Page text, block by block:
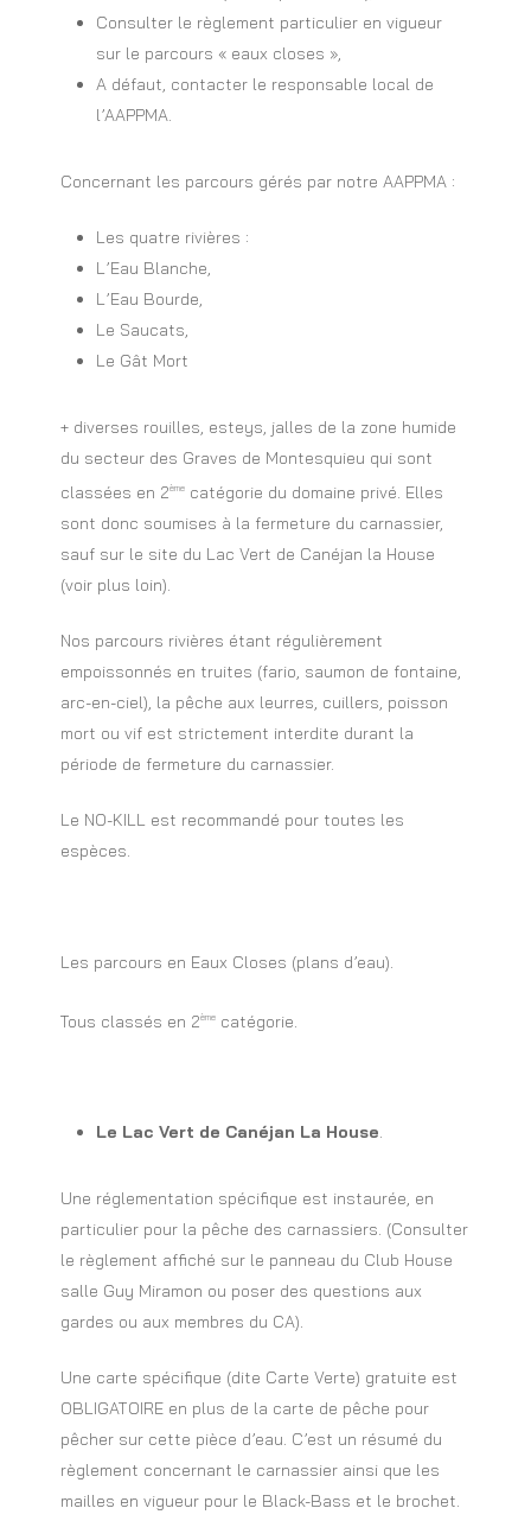
Consulter le règlement particulier en vigueur
sur le parcours « eaux closes »,
A défaut, contacter le responsable local de
l’AAPPMA.
Concernant les parcours gérés par notre AAPPMA :
Les quatre rivières :
L’Eau Blanche,
L’Eau Bourde,
Le Saucats,
Le Gât Mort
+ diverses rouilles, esteys, jalles de la zone humide
du secteur des Graves de Montesquieu qui sont
classées en 2èmecatégorie du domaine privé. Elles
sont donc soumises à la fermeture du carnassier,
sauf sur le site du Lac Vert de Canéjan la House
(voir plus loin).
Nos parcours rivières étant régulièrement
empoissonnés en truites (fario, saumon de fontaine,
arc-en-ciel), la pêche aux leurres, cuillers, poisson
mort ou vif est strictement interdite durant la
période de fermeture du carnassier.
Le NO-KILL est recommandé pour toutes les
espèces.
Les parcours en Eaux Closes (plans d’eau).
Tous classés en 2èmecatégorie.
Le Lac Vert de Canéjan La House.
Une réglementation spécifique est instaurée, en
particulier pour la pêche des carnassiers. (Consulter
le règlement affiché sur le panneau du Club House
salle Guy Miramon ou poser des questions aux
gardes ou aux membres du CA).
Une carte spécifique (dite Carte Verte) gratuite est
OBLIGATOIRE en plus de la carte de pêche pour
pêcher sur cette pièce d’eau. C’est un résumé du
règlement concernant le carnassier ainsi que les
mailles en vigueur pour le Black-Bass et le brochet.